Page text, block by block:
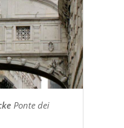
Ponte dei